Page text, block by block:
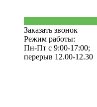
Заказать звонок
Режим работы:
Пн-Пт с 9:00-17:00;
перерыв 12.00-12.30